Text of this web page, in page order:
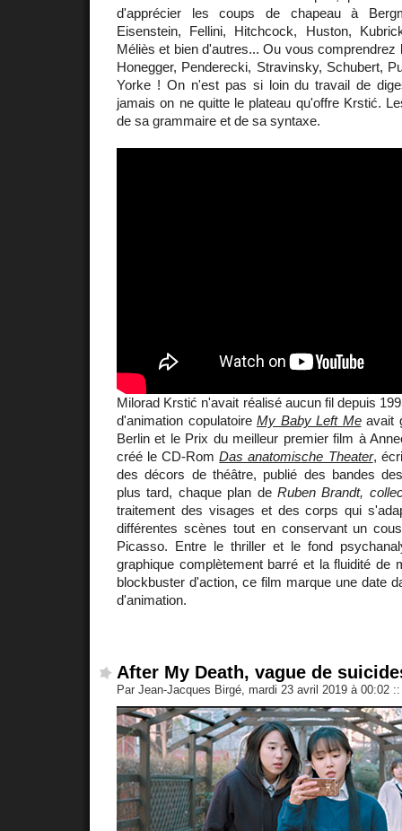
d'apprécier les coups de chapeau à
Eisenstein, Fellini, Hitchcock, Huston,
Méliès et bien d'autres... Ou vous
Honegger, Penderecki, Stravinsky, Schubert,
Yorke ! On n'est pas si loin du travail de
jamais on ne quitte le plateau qu'offre Krstić.
de sa grammaire et de sa syntaxe.
Milorad Krstić n'avait réalisé aucun fil depuis
d'animation copulatoire My Baby Left Meavait
Berlin et le Prix du meilleur premier film à
créé le CD-RomDas anatomische Theater,
des décors de théâtre, publié des bandes
plus tard, chaque plan de Ruben Brandt,
traitement des visages et des corps qui
différentes scènes tout en conservant un
Picasso. Entre le thriller et le fond
graphique complètement barré et la fluidité de
blockbuster d'action, ce film marque une date
d'animation.
After My Death, vague de
Par Jean-Jacques Birgé, mardi 23 avril 2019 à 00:02 ::